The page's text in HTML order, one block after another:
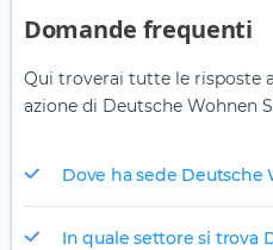
Domande frequenti
Qui troverai tutte le risposte
azione di Deutsche Wohnen
Dove ha sede Deutsche
In quale settore si trova